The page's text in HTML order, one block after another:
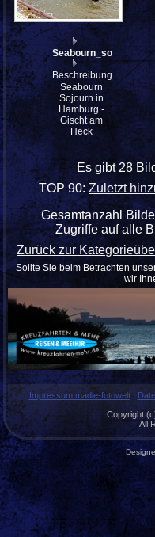
Beschreibung:
Seabourn
Sojourn in
Hamburg -
Gischt am
Heck
Es gibt 28
TOP 90:Zuletzt
Gesamtanzahl
Zugriffe auf alle
Zurück zur
Sollte Sie beim Betrachten
wir
Impressum madle-fotowelt
Copyright
All